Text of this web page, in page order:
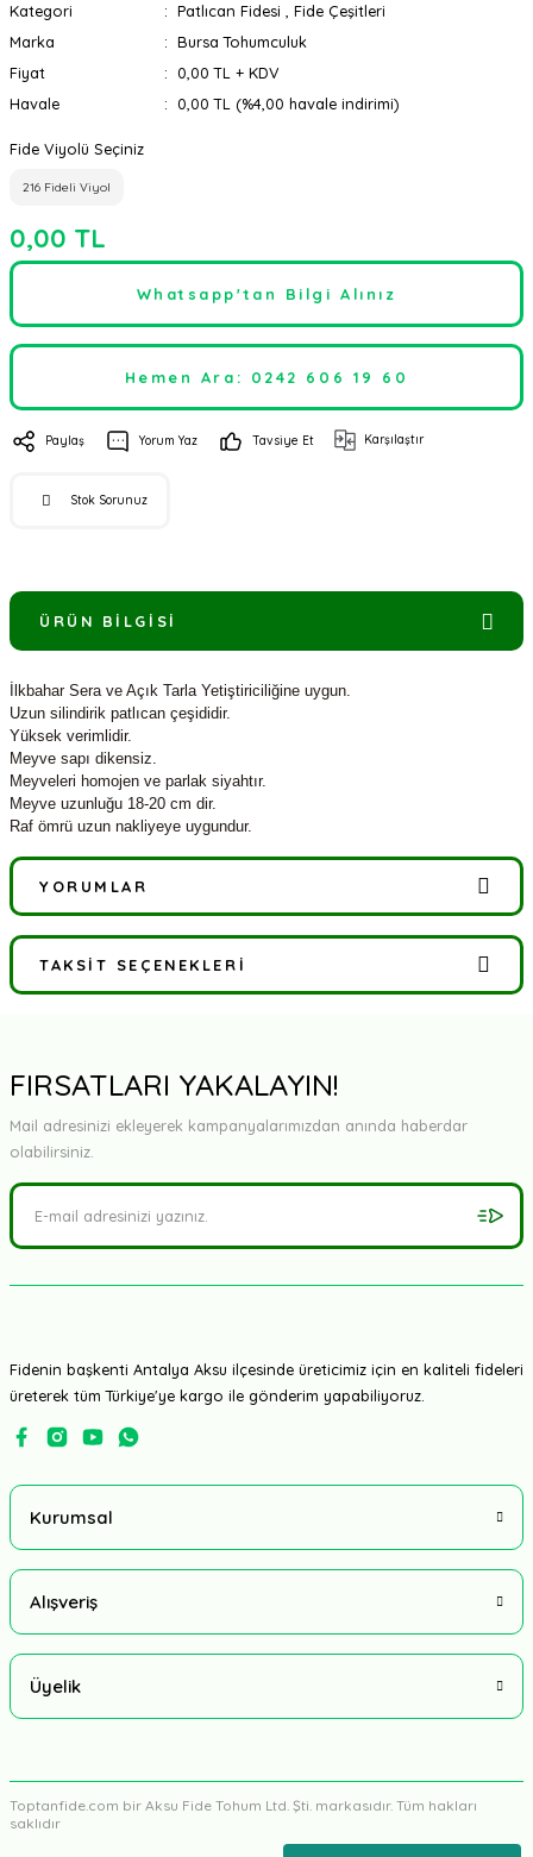
Kategori Patlıcan Fidesi
Fide Çeşitleri
Marka
Bursa Tohumculuk
Fiyat
0,00 TL + KDV
Havale
0,00 TL (%4,00 havale indirimi)
Fide Viyolü Seçiniz
216 Fideli Viyol
0,00 TL
Whatsapp'tan Bilgi Alınız
Hemen Ara: 0242 606 19 60
Paylaş Yorum Yaz Tavsiye Et Karşılaştır
Stok Sorunuz
ÜRÜN BILGISI
İlkbahar Sera ve Açık Tarla Yetiştiriciliğine uygun.
Uzun silindirik patlıcan çeşididir.
Yüksek verimlidir.
Meyve sapı dikensiz.
Meyveleri homojen ve parlak siyahtır.
Meyve uzunluğu 18-20 cm dir.
Raf ömrü uzun nakliyeye uygundur.
YORUMLAR
Bu ürüne ilk yorumu siz yapın!
TAKSIT SEÇENEKLERI
FIRSATLARI YAKALAYIN!
Mail adresinizi ekleyerek kampanyalarımızdan anında haberdar
olabilirsiniz.
Fidenin başkenti Antalya Aksu ilçesinde üreticimiz için en kaliteli fideleri
üreterek tüm Türkiye'ye kargo ile gönderim yapabiliyoruz.
Kurumsal
Alışveriş
Üyelik
Toptanfide.com bir Aksu Fide Tohum Ltd. Şti. markasıdır. Tüm hakları
saklıdır